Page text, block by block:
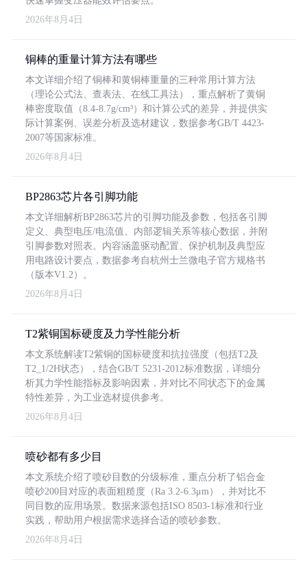
2026年8月4日
铜棒的重量计算方法有哪些
本文详细介绍了铜棒和黄铜棒重量的三种常用计算方法
（理论公式法、查表法、在线工具法），重点解析了黄铜
棒密度取值（8.4-8.7g/cm³）和计算公式的差异，并提供实
际计算案例、误差分析及选材建议，数据参考GB/T 4423-
2007等国家标准。
2026年8月4日
BP2863芯片各引脚功能
本文详细解析BP2863芯片的引脚功能及参数，包括各引脚
定义、典型电压/电流值、内部逻辑关系等核心数据，并附
引脚参数对照表。内容涵盖驱动配置、保护机制及典型应
用电路设计要点，数据参考自杭州士兰微电子官方规格书
（版本V1.2）。
2026年8月4日
T2紫铜国标硬度及力学性能分析
本文系统解读T2紫铜的国标硬度和抗拉强度（包括T2及
T2_1/2H状态），结合GB/T 5231-2012标准数据，详细分
析其力学性能指标及影响因素，并对比不同状态下的金属
特性差异，为工业选材提供参考。
2026年8月4日
喷砂都有多少目
本文系统介绍了喷砂目数的分级标准，重点分析了铝合金
喷砂200目对应的表面粗糙度（Ra 3.2-6.3μm），并对比不
同目数的应用场景。数据来源包括ISO 8503-1标准和行业
实践，帮助用户根据需求选择合适的喷砂参数。
2026年8月4日